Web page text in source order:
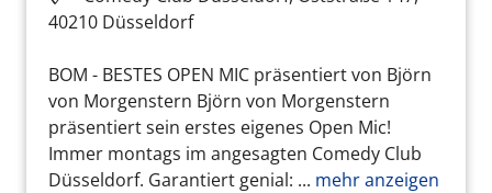
40210 Düsseldorf
BOM - BESTES OPEN MIC präsentiert von Björn
von Morgenstern Björn von Morgenstern
präsentiert sein erstes eigenes Open Mic!
Immer montags im angesagten Comedy Club
Düsseldorf. Garantiert genial: ... mehr anzeigen